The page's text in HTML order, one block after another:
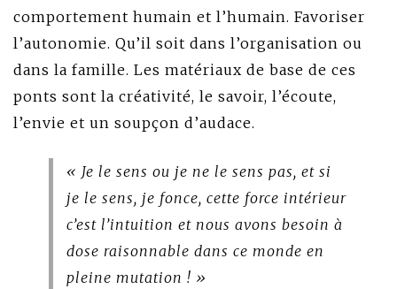
comportement humain et l’humain. Favoriser
l’autonomie. Qu’il soit dans l’organisation ou
dans la famille. Les matériaux de base de ces
ponts sont la créativité, le savoir, l’écoute,
l’envie et un soupçon d’audace.
« Je le sens ou je ne le sens pas, et si
je le sens, je fonce, cette force intérieur
c’est l’intuition et nous avons besoin à
dose raisonnable dans ce monde en
pleine mutation ! »